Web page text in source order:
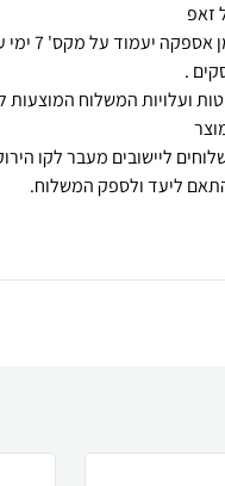
זאפ
יעמוד על מקס' 7 ימי עסקים מיום הזמנה,
.
ועלויות המשלוח המוצעות
ליישובים מעבר לקו
ליעד ולספק המשלוח.